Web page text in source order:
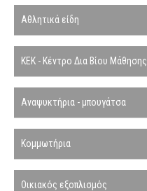
Αθλητικά είδη
ΚΕΚ - Κέντρο Δια Βίου Μάθησης
Αναψυκτήρια - μπουγάτσα
Κομμωτήρια
Οικιακός εξοπλισμός